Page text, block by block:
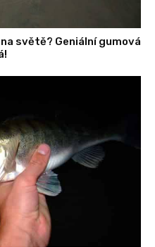
světě? Geniální gumová